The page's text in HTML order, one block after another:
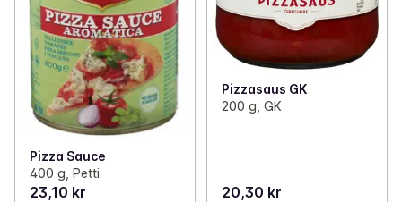
Pizza Sauce
400 g, Petti
23,10 kr
Pizzasaus GK
200 g, GK
20,30 kr